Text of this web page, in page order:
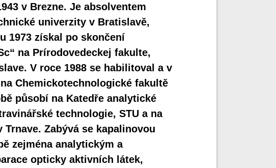
v Brezne. Je absolventem
univerzity v Bratislavě,
1973 získal po skončení
na Prírodovedeckej fakulte,
V roce 1988 se habilitoval a v
Chemickotechnologické fakultě
působí na Katedře analytické
technologie, STU a na
Zabývá se kapalinovou
zejména analytickým a
opticky aktivních látek,